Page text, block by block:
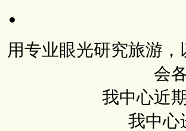
用专业眼光研究旅游
会
我中心近
我中心